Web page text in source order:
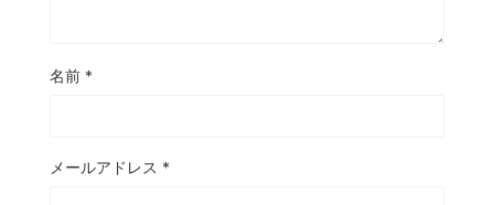
名前 *
メールアドレス *